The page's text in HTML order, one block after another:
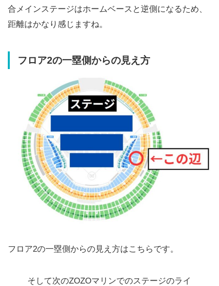
合メインステージはホームベースと逆側になるため、
距離はかなり感じますね。
フロア2の一塁側からの見え方
フロア2の一塁側からの見え方はこちらです。
そして次のZOZOマリンでのステージのライ